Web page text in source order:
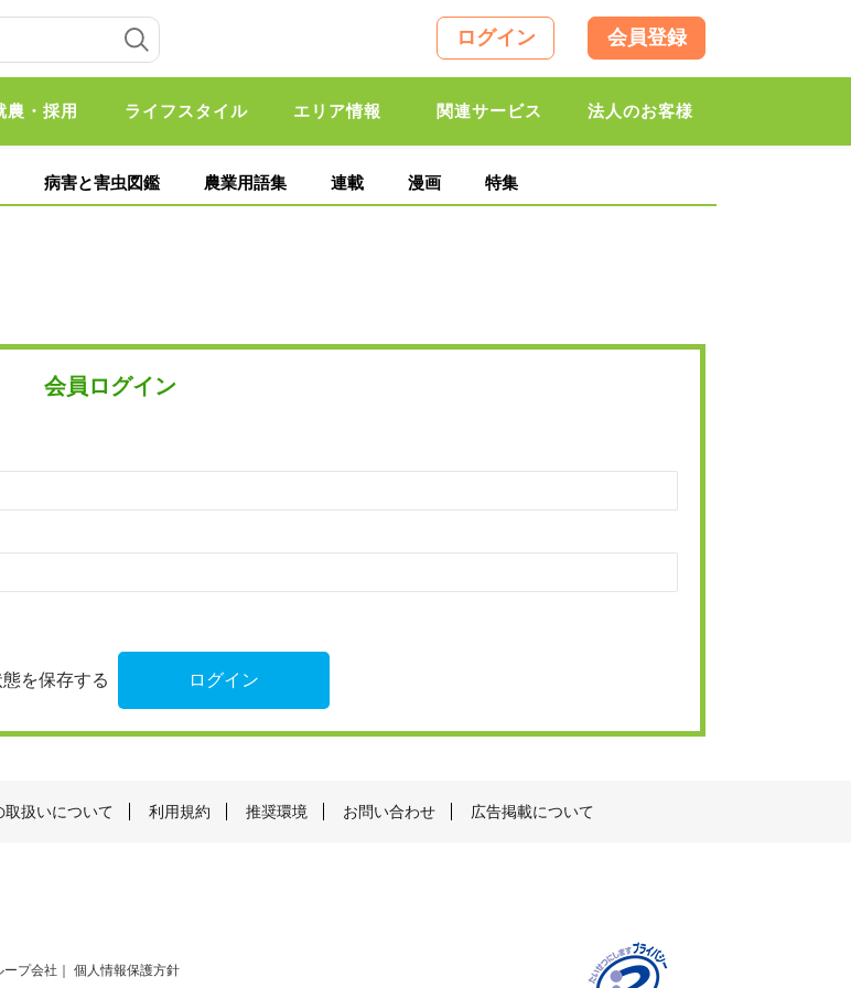
ログイン 会員登録
農・採用 ライフスタイル エリア情報 関連サービス 法人のお客様
病害と害虫図鑑 農業用語集 連載 漫画 特集
会員ログイン
を保存する
取扱いについて 利用規約 推奨環境 お問い合わせ 広告掲載について
ープ会社 個人情報保護方針